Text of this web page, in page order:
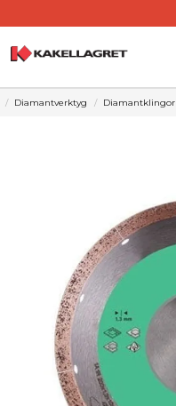
Diamantverktyg Diamantklingor